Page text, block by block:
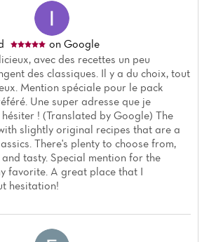
on Google
avec des recettes un peu
des classiques. Il y a du choix, tout
Mention spéciale pour le pack
Une super adresse que je
! (Translated by Google) The
slightly original recipes that are a
There's plenty to choose from,
tasty. Special mention for the
favorite. A great place that I
hesitation!
Home
News
Menu